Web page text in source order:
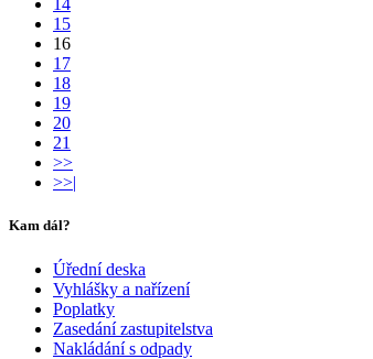
14
15
16
17
18
19
20
21
>>
>>|
Kam dál?
Úřední deska
Vyhlášky a nařízení
Poplatky
Zasedání zastupitelstva
Nakládání s odpady